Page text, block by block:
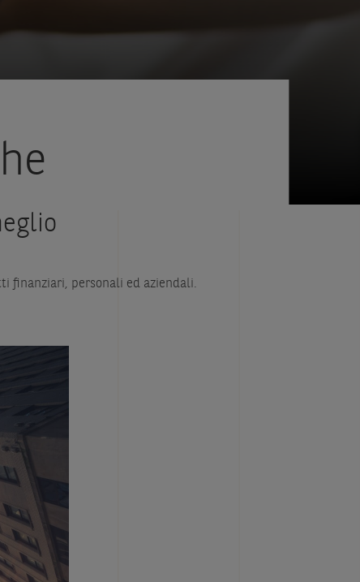
finanziari, personali ed aziendali.